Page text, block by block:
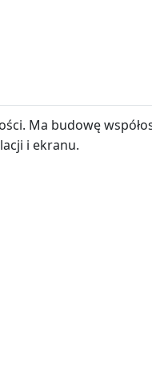
Ma budowę
i ekranu.